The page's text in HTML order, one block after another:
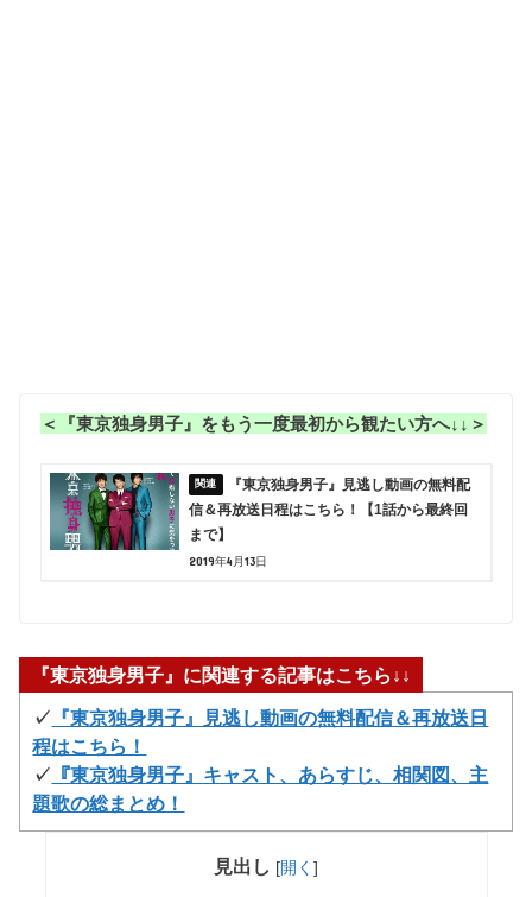
＜『東京独身男子』をもう一度最初から観たい方へ↓↓＞
『東京独身男子』見逃し動画の無料配
信＆再放送日程はこちら！【1話から最終回
まで】
2019年4月13日
『東京独身男子』に関連する記事はこちら↓↓
✓ 『東京独身男子』見逃し動画の無料配信＆再放送日
程はこちら！
✓ 『東京独身男子』キャスト、あらすじ、相関図、主
題歌の総まとめ！
見出し [開く ]